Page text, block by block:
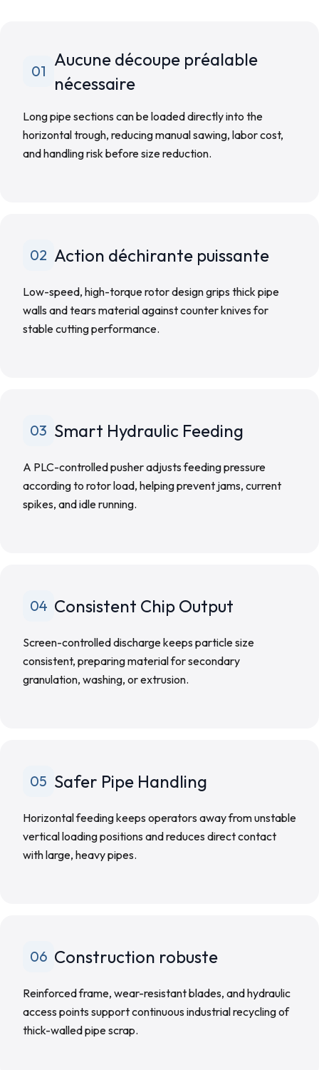
01
Aucune découpe préalable
nécessaire
Long pipe sections can be loaded directly into the
horizontal trough, reducing manual sawing, labor cost,
and handling risk before size reduction.
02 Action déchirante puissante
Low-speed, high-torque rotor design grips thick pipe
walls and tears material against counter knives for
stable cutting performance.
03 Smart Hydraulic Feeding
A PLC-controlled pusher adjusts feeding pressure
according to rotor load, helping prevent jams, current
spikes, and idle running.
04 Consistent Chip Output
Screen-controlled discharge keeps particle size
consistent, preparing material for secondary
granulation, washing, or extrusion.
05 Safer Pipe Handling
Horizontal feeding keeps operators away from unstable
vertical loading positions and reduces direct contact
with large, heavy pipes.
06 Construction robuste
Reinforced frame, wear-resistant blades, and hydraulic
access points support continuous industrial recycling of
thick-walled pipe scrap.